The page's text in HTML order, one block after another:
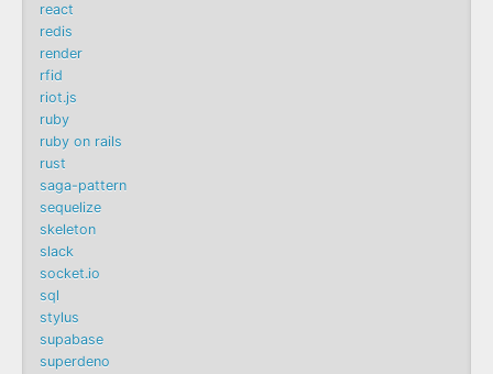
react
redis
render
rfid
riot.js
ruby
ruby on rails
rust
saga-pattern
sequelize
skeleton
slack
socket.io
sql
stylus
supabase
superdeno